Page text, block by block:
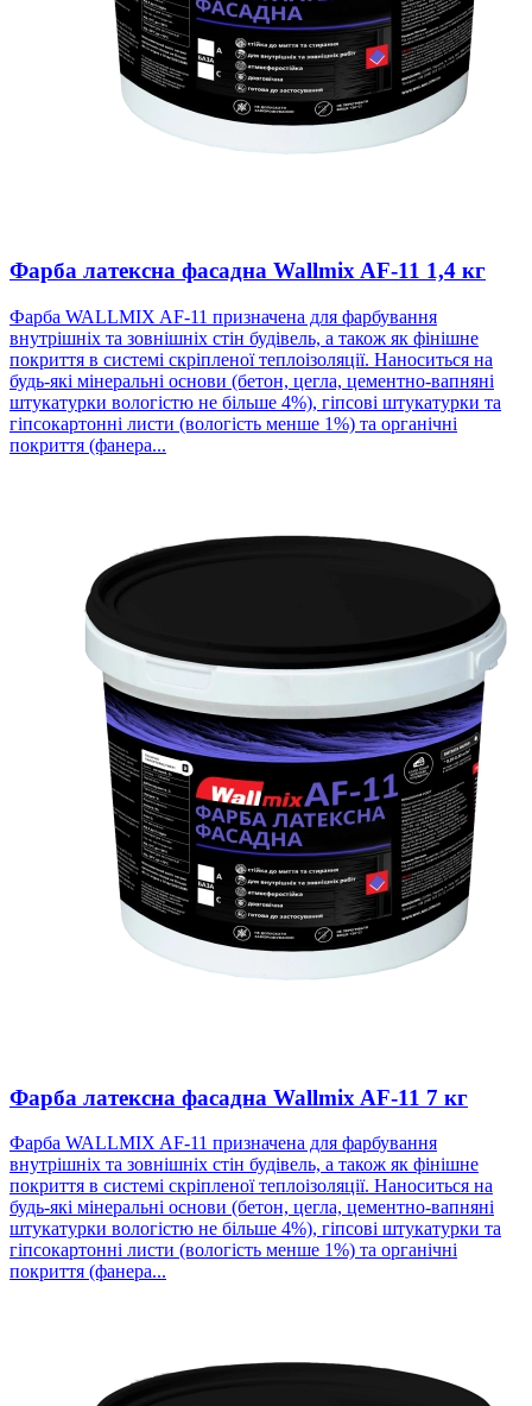
Фарба латексна фасадна Wallmix AF-11 1,4 кг
Фарба WALLMIX AF-11 призначена для фарбування
внутрішніх та зовнішніх стін будівель, а також як фінішне
покриття в системі скріпленої теплоізоляції. Наноситься на
будь-які мінеральні основи (бетон, цегла, цементно-вапняні
штукатурки вологістю не більше 4%), гіпсові штукатурки та
гіпсокартонні листи (вологість менше 1%) та органічні
покриття (фанера...
Фарба латексна фасадна Wallmix AF-11 7 кг
Фарба WALLMIX AF-11 призначена для фарбування
внутрішніх та зовнішніх стін будівель, а також як фінішне
покриття в системі скріпленої теплоізоляції. Наноситься на
будь-які мінеральні основи (бетон, цегла, цементно-вапняні
штукатурки вологістю не більше 4%), гіпсові штукатурки та
гіпсокартонні листи (вологість менше 1%) та органічні
покриття (фанера...